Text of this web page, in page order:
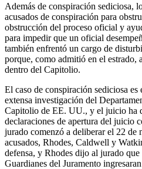
Además de conspiración sediciosa,
acusados ​​de conspiración para
obstrucción del proceso oficial y
para impedir que un oficial
también enfrentó un cargo de
porque, como admitió en el estrado,
dentro del Capitolio.
El caso de conspiración sediciosa es
extensa investigación del
Capitolio de EE. UU., y el juicio ha
declaraciones de apertura del juicio
jurado comenzó a deliberar el 22 de
acusados, Rhodes, Caldwell y
defensa, y Rhodes dijo al jurado
Guardianes del Juramento